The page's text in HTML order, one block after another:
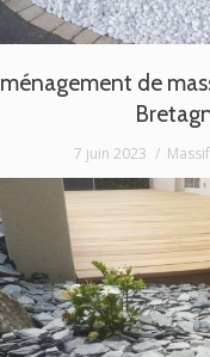
de
7 juin 2023 Massif